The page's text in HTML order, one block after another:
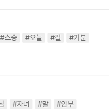
#스승 #오늘 #길
#기분
#자녀 #말
#안부